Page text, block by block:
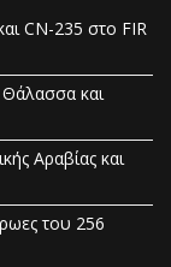
CN-235 στο FIR
και
Αραβίας και
του 256